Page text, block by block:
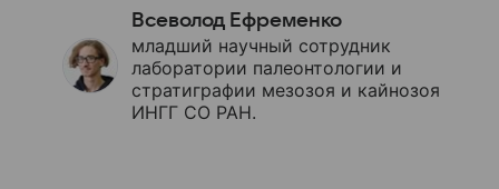
Всеволод Ефременко
младший научный сотрудник
лаборатории палеонтологии и
стратиграфии мезозоя и кайнозоя
ИНГГ СО РАН.